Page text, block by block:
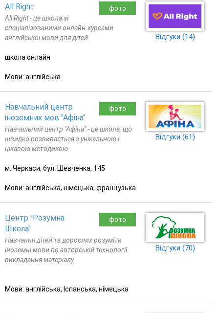
Відгуки (14)
фото
All Right
All Right - це школа зі
спеціалізованими онлайн-курсами
англійської мови для дітей
школа онлайн
Мови: англійська
Відгуки (61)
фото
Навчальний центр
іноземних мов "Афіна"
Навчальний центр "Афіна" - це школа, що
швидко розвивається з унікальною і
цікавою методикою
м. Черкаси, бул. Шевченка, 145
Мови: англійська, німецька, французька
Відгуки (70)
фото
Центр "Розумна
Школа"
Навчання дітей та дорослих розуміти
іноземні мови по авторській технології
викладання матеріалу
Мови: англійська, Іспанська, німецька